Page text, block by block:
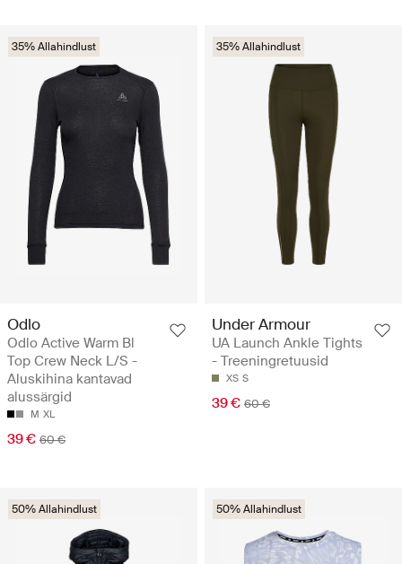
35% Allahindlust
Odlo
Odlo Active Warm Bl
Top Crew Neck L/S -
Aluskihina kantavad
alussärgid
M XL
39 € 60 €
35% Allahindlust
Under Armour
UA Launch Ankle Tights
- Treeningretuusid
XS S
39 € 60 €
50% Allahindlust 50% Allahindlust